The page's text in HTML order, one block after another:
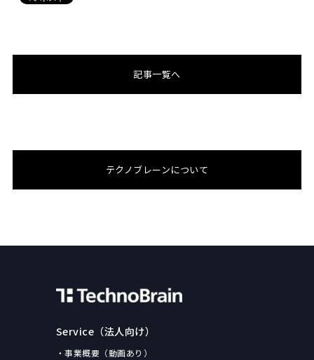
記事一覧へ
テクノブレーンについて
Service（法人向け）
・事業概要（動画あり）